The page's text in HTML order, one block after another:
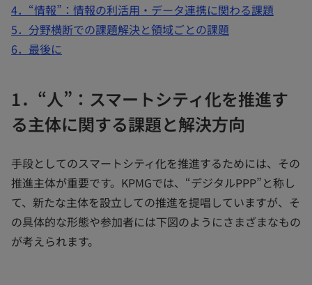
4．“情報”：情報の利活用・データ連携に関わる課題
5．分野横断での課題解決と領域ごとの課題
6．最後に
1．“人”：スマートシティ化を推進す
る主体に関する課題と解決方向
手段としてのスマートシティ化を推進するためには、その
推進主体が重要です。KPMGでは、“デジタルPPP”と称し
て、新たな主体を設立しての推進を提唱していますが、そ
の具体的な形態や参加者には下図のようにさまざまなもの
が考えられます。